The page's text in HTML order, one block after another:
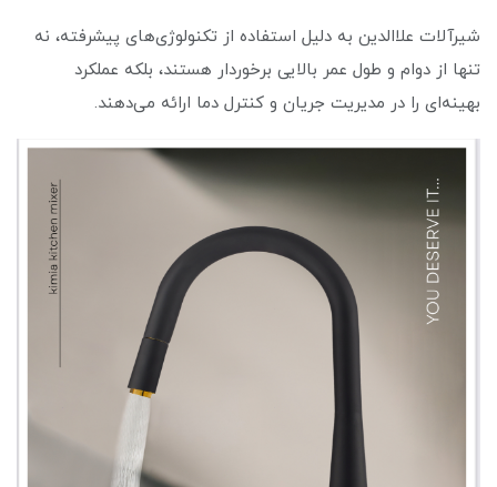
شیرآلات علاالدین به دلیل استفاده از تکنولوژی‌های پیشرفته، نه
تنها از دوام و طول عمر بالایی برخوردار هستند، بلکه عملکرد
بهینه‌ای را در مدیریت جریان و کنترل دما ارائه می‌دهند.